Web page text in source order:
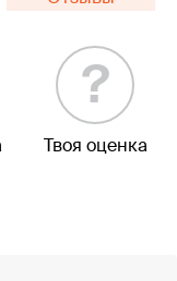
?
Твоя оценка